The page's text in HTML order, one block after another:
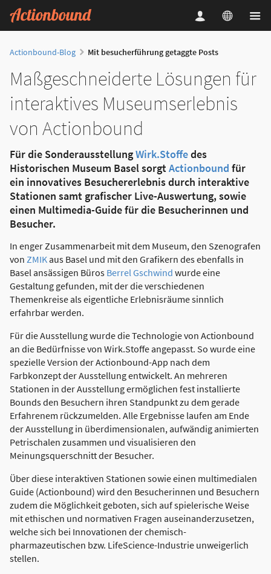
Actionbound-Blog Mit besucherführung getaggte Posts
Maßgeschneiderte Lösungen für
interaktives Museumserlebnis
von Actionbound
Für die SonderausstellungWirk.Stoffedes
Historischen Museum Basel sorgtActionbound für
ein innovatives Besuchererlebnis durch interaktive
Stationen samt grafischer Live-Auswertung, sowie
einen Multimedia-Guide für die Besucherinnen und
Besucher.
In enger Zusammenarbeit mit dem Museum, den Szenografen
von ZMIKaus Basel und mit den Grafikern des ebenfalls in
Basel ansässigen Büros Berrel Gschwind wurde eine
Gestaltung gefunden, mit der die verschiedenen
Themenkreise als eigentliche Erlebnisräume sinnlich
erfahrbar werden.
Für die Ausstellung wurde die Technologie von Actionbound
an die Bedürfnisse von Wirk.Stoffe angepasst. So wurde eine
spezielle Version der Actionbound-App nach dem
Farbkonzept der Ausstellung entwickelt. An mehreren
Stationen in der Ausstellung ermöglichen fest installierte
Bounds den Besuchern ihren Standpunkt zu dem gerade
Erfahrenem rückzumelden. Alle Ergebnisse laufen am Ende
der Ausstellung in überdimensionalen, aufwändig animierten
Petrischalen zusammen und visualisieren den
Meinungsquerschnitt der Besucher.
Über diese interaktiven Stationen sowie einen multimedialen
Guide (Actionbound) wird den Besucherinnen und Besuchern
zudem die Möglichkeit geboten, sich auf spielerische Weise
mit ethischen und normativen Fragen auseinanderzusetzen,
welche sich bei Innovationen der chemisch-
pharmazeutischen bzw. LifeScience-Industrie unweigerlich
stellen.